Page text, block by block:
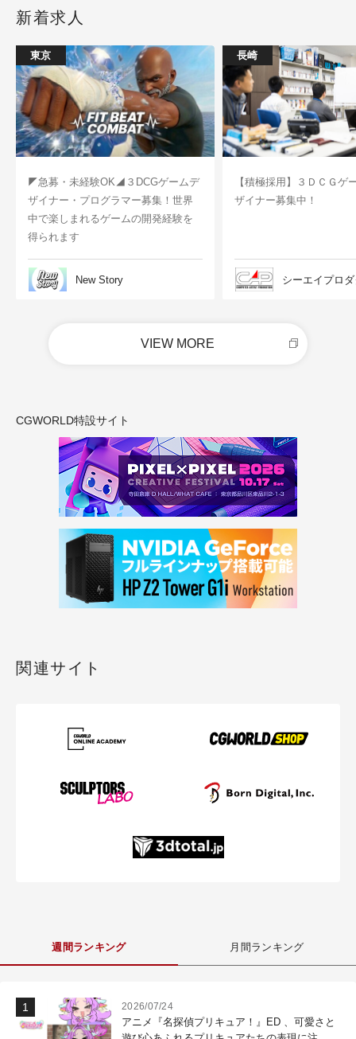
新着求人
東京
◤急募・未経験OK◢３DCGゲームデ
ザイナー・プログラマー募集！世界
中で楽しまれるゲームの開発経験を
得られます
New Story
長崎
【積極採用】３ＤＣＧゲ
ザイナー募集中！
シーエイプロ
VIEW MORE
CGWORLD特設サイト
関連サイト
週間ランキング 月間ランキング
2026/07/24
アニメ『名探偵プリキュア！』ED 、可愛さと